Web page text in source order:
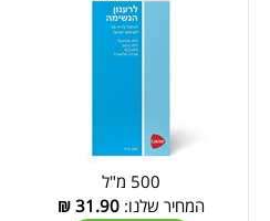
500 מ"ל
המחיר שלנו: 31.90
₪